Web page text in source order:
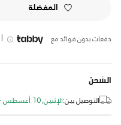
المفضلة
دفعات بدون فوائد مع |
الشحن
التوصيل بين:الإثنين, 10 أغسطس - الأربعاء, 12 أغسطس